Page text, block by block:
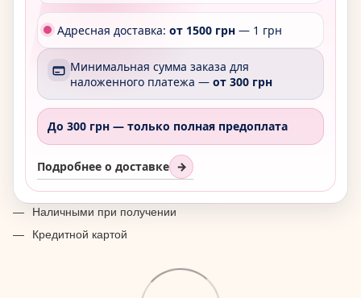
Адресная доставка: от 1500 грн — 1 грн
Минимальная сумма заказа для
наложенного платежа — от 300 грн
До 300 грн — только полная предоплата
Подробнее о доставке →
Наличными при получении
Кредитной картой